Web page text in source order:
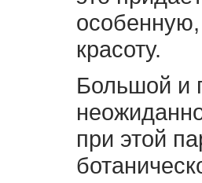
красоту.
Большой и
при этой